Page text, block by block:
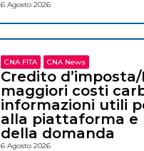
6 Agosto 2026
CNA FITA CNA News
Credito
maggiori costi
informazioni utili
alla piattaforma e
della domanda
6 Agosto 2026